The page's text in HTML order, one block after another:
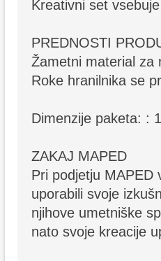
Kreativni set
PREDNOSTI
Žametni material za
Roke hranilnika se
Dimenzije paketa: :
ZAKAJ MAPED
Pri podjetju MAPED
uporabili svoje
njihove umetniške
nato svoje kreacije